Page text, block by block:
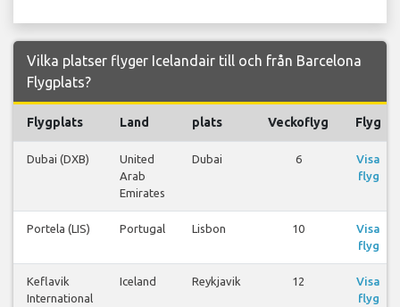
Vilka platser flyger Icelandair till och från Barcelona
Flygplats?
Flygplats Land plats Veckoflyg Flyg
Dubai (DXB)
United
Arab
Emirates
Dubai 6
Visa
flyg
Portela (LIS) Portugal Lisbon 10
Visa
flyg
Keflavik
International
Iceland Reykjavik 12
Visa
flyg